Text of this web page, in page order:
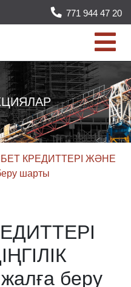
771 944 47 20
КРЕДИТТЕРІ ЖӘНЕ
шарты
беру